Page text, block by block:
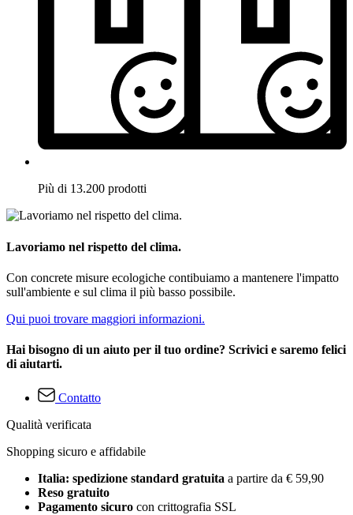
Più di 13.200 prodotti
Lavoriamo nel rispetto del clima.
Con concrete misure ecologiche contibuiamo a mantenere l'impatto
sull'ambiente e sul clima il più basso possibile.
Qui puoi trovare maggiori informazioni.
Hai bisogno di un aiuto per il tuo ordine? Scrivici e saremo felici
di aiutarti.
Contatto
Qualità verificata
Shopping sicuro e affidabile
Italia: spedizione standard gratuita a partire da € 59,90
Reso gratuito
Pagamento sicuro con crittografia SSL